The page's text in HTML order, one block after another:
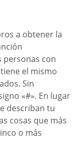
a obtener la
personas con
el mismo
Sin
«#». En lugar
describan tu
cosas que más
o más